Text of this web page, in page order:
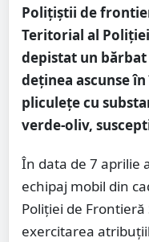
Polițiștii de
Teritorial al
depistat un
deținea ascunse
pliculețe cu
verde-oliv,
În data de 7 aprilie
echipaj mobil din
Poliției de
exercitarea